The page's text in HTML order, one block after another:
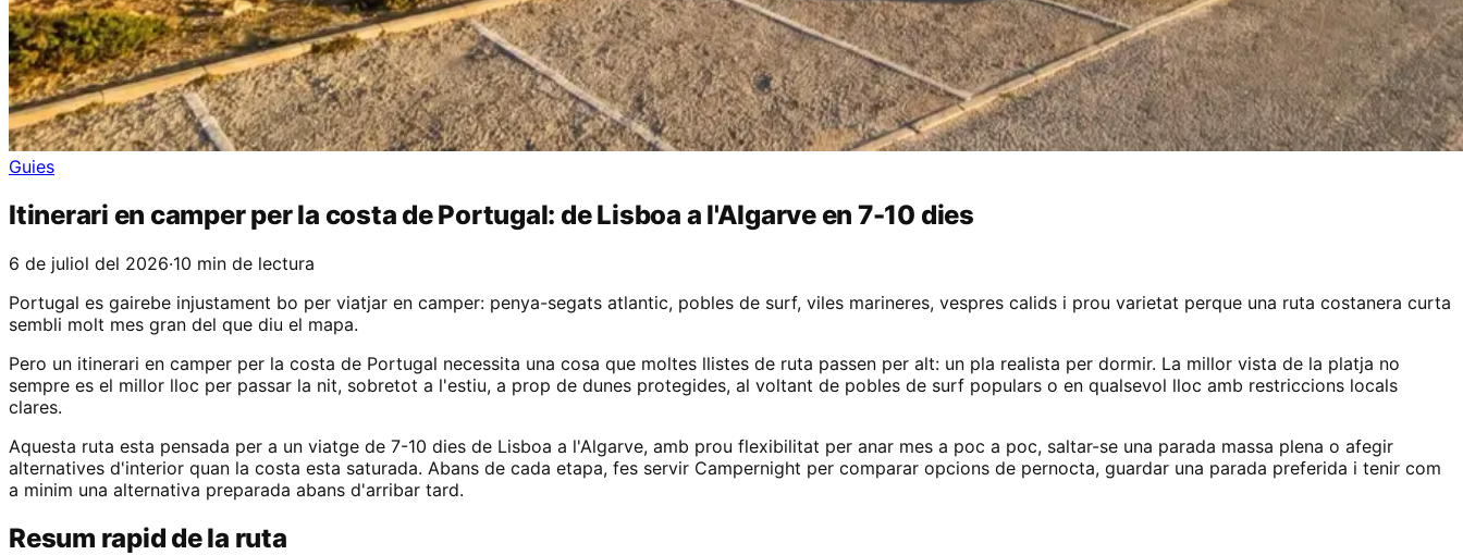
Guies
Itinerari en camper per la costa de Portugal: de Lisboa a l'Algarve en 7-10 dies
6 de juliol del 2026·10 min de lectura
Portugal es gairebe injustament bo per viatjar en camper: penya-segats atlantic, pobles de surf, viles marineres, vespres calids i prou varietat perque una ruta costanera curta
sembli molt mes gran del que diu el mapa.
Pero un itinerari en camper per la costa de Portugal necessita una cosa que moltes llistes de ruta passen per alt: un pla realista per dormir. La millor vista de la platja no
sempre es el millor lloc per passar la nit, sobretot a l'estiu, a prop de dunes protegides, al voltant de pobles de surf populars o en qualsevol lloc amb restriccions locals
clares.
Aquesta ruta esta pensada per a un viatge de 7-10 dies de Lisboa a l'Algarve, amb prou flexibilitat per anar mes a poc a poc, saltar-se una parada massa plena o afegir
alternatives d'interior quan la costa esta saturada. Abans de cada etapa, fes servir Campernight per comparar opcions de pernocta, guardar una parada preferida i tenir com
a minim una alternativa preparada abans d'arribar tard.
Resum rapid de la ruta